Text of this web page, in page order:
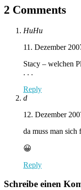
2 Comments
HuHu
11. Dezember
Stacy – welchen
. . .
Reply
d
12. Dezember
da muss man sich
😀
Reply
Schreibe einen